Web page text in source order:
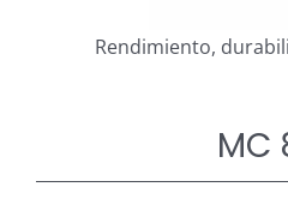
Rendimiento,
MC